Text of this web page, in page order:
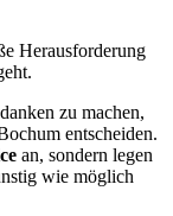
Herausforderung
zu machen,
entscheiden.
an, sondern legen
wie möglich